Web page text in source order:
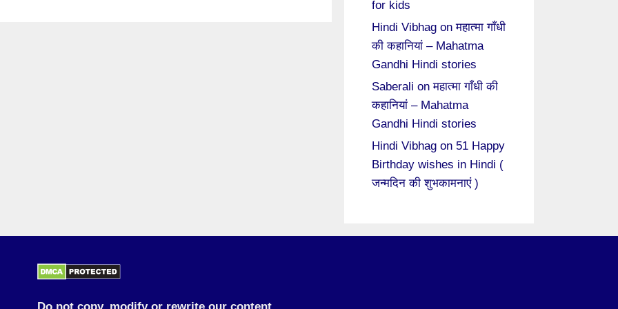
for kids
Hindi Vibhag onमहात्मा गाँधी
की कहानियां – Mahatma
Gandhi Hindi stories
Saberali onमहात्मा गाँधी की
कहानियां – Mahatma
Gandhi Hindi stories
Hindi Vibhag on 51 Happy
Birthday wishes in Hindi (
जन्मदिन की शुभकामनाएं )